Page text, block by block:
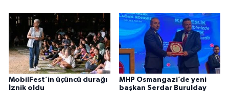
MobilFest’in üçüncü durağı
İznik oldu
MHP Osmangazi’de yeni
başkan Serdar Burulday